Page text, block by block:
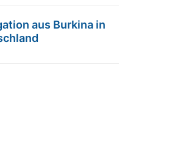
aus Burkina in